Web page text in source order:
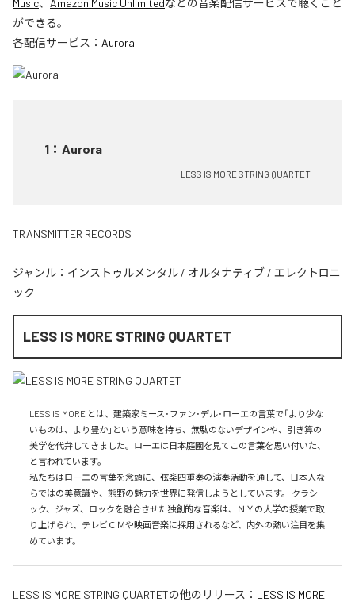
Music、 Amazon Music Unlimitedなどの音楽配信サービスで聴くこと
ができる。
各配信サービス： Aurora
1 ： Aurora
LESS IS MORE STRING QUARTET
TRANSMITTER RECORDS
ジャンル： インストゥルメンタル / オルタナティブ / エレクトロニ
ック
LESS IS MORE STRING QUARTET
LESS IS MORE とは、建築家ミース･ファン･デル･ローエの言葉で「より少な
いものは、より豊か」という意味を持ち、無駄のないデザインや、引き算の
美学を代弁してきました。ローエは日本庭園を見てこの言葉を思い付いた、
と言われています。
私たちはローエの言葉を念頭に、弦楽四重奏の演奏活動を通して、日本人な
らではの美意識や、熊野の魅力を世界に発信しようとしています。 クラシ
ック、ジャズ、ロックを融合させた独創的な音楽は、ＮＹの大学の授業で取
り上げられ、テレビＣＭや映画音楽に採用されるなど、内外の熱い注目を集
めています。
LESS IS MORE STRING QUARTETの他のリリース： LESS IS MORE